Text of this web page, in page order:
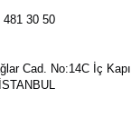
481 30 50
Cad. No:14C İç Kapı